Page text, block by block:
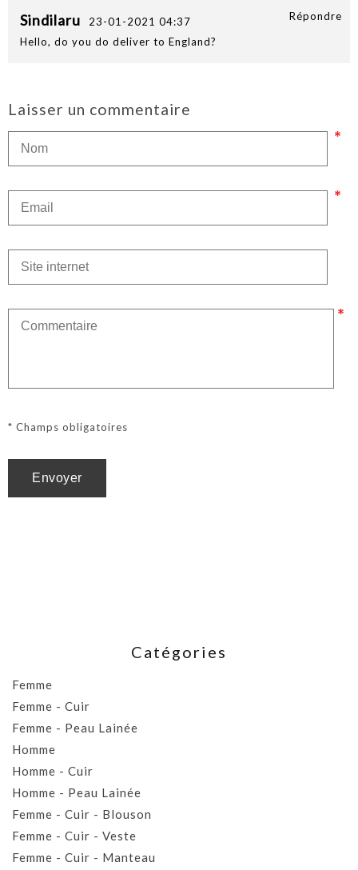
Sindilaru 23-01-2021 04:37
Répondre
Hello, do you do deliver to England?
Laisser un commentaire
* Champs obligatoires
Catégories
Femme
Femme - Cuir
Femme - Peau Lainée
Homme
Homme - Cuir
Homme - Peau Lainée
Femme - Cuir - Blouson
Femme - Cuir - Veste
Femme - Cuir - Manteau